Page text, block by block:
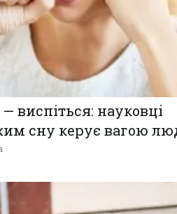
виспіться: науковці
сну керує вагою